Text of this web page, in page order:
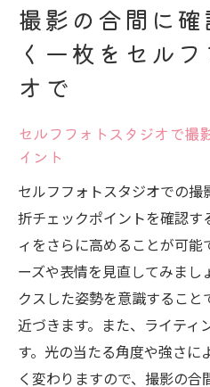
撮影の合間に
く一枚をセル
オで
セルフフォトスタジオで撮
イント
セルフフォトスタジオでの
折チェックポイントを確認す
ィをさらに高めることが可能
ーズや表情を見直してみまし
クスした姿勢を意識するこ
近づきます。また、ライティ
す。光の当たる角度や強さに
く変わりますので、撮影の